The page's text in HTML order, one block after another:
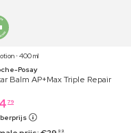
⋅ 400 ml
Posay
Balm AP+Max Triple Repair
79
99